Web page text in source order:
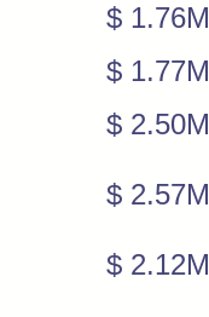
$ 1.76M
$ 1.77M
$ 2.50M
$ 2.57M
$ 2.12M